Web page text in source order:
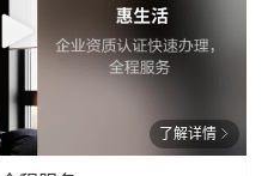
5690
报料
邮
了解详情